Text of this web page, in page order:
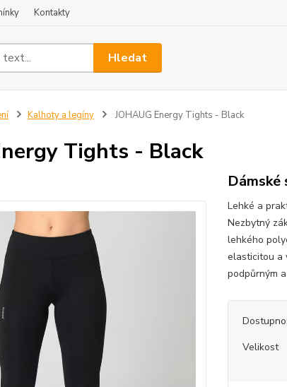
Kontakty
Hledat
Kalhoty a legíny JOHAUG Energy Tights - Black
Tights - Black
Lehké a
Nezbytný
lehkého
elasticitou a
podpůrným
Velikost